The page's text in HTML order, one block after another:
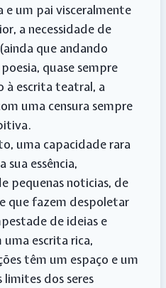
um pai visceralmente
a necessidade de
que andando
quase sempre
à escrita teatral, a
uma censura sempre
uma capacidade rara
sua essência,
pequenas noticias, de
que fazem despoletar
de ideias e
escrita rica,
têm um espaço e um
dos seres